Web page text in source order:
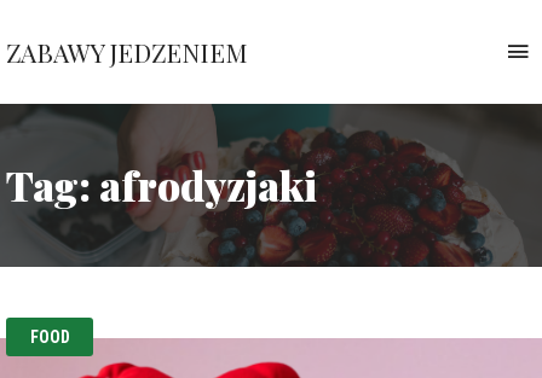
ZABAWY JEDZENIEM
Nawrockiej
Tag:afrodyzjaki
FOOD